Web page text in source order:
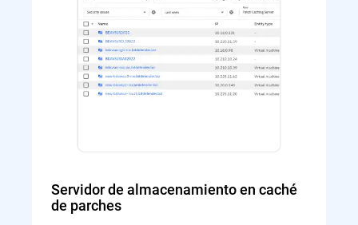
Servidor de almacenamiento en caché
de parches